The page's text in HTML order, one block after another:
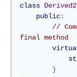
class Derived2
public:
//
final method
}